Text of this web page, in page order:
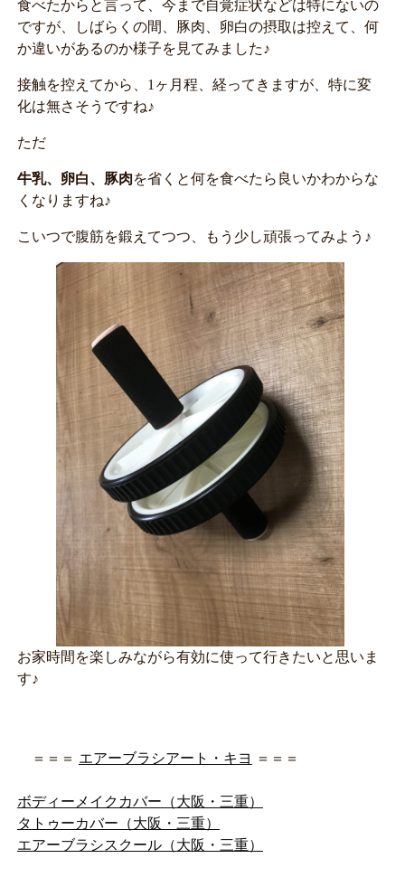
食べたからと言って、今まで自覚症状などは特にないの
ですが、しばらくの間、豚肉、卵白の摂取は控えて、何
か違いがあるのか様子を見てみました♪
接触を控えてから、1ヶ月程、経ってきますが、特に変
化は無さそうですね♪
ただ
牛乳、卵白、豚肉を省くと何を食べたら良いかわからな
くなりますね♪
こいつで腹筋を鍛えてつつ、もう少し頑張ってみよう♪
お家時間を楽しみながら有効に使って行きたいと思いま
す♪
＝＝＝ エアーブラシアート・キヨ ＝＝＝
ボディーメイクカバー（大阪・三重）
タトゥーカバー（大阪・三重）
エアーブラシスクール（大阪・三重）